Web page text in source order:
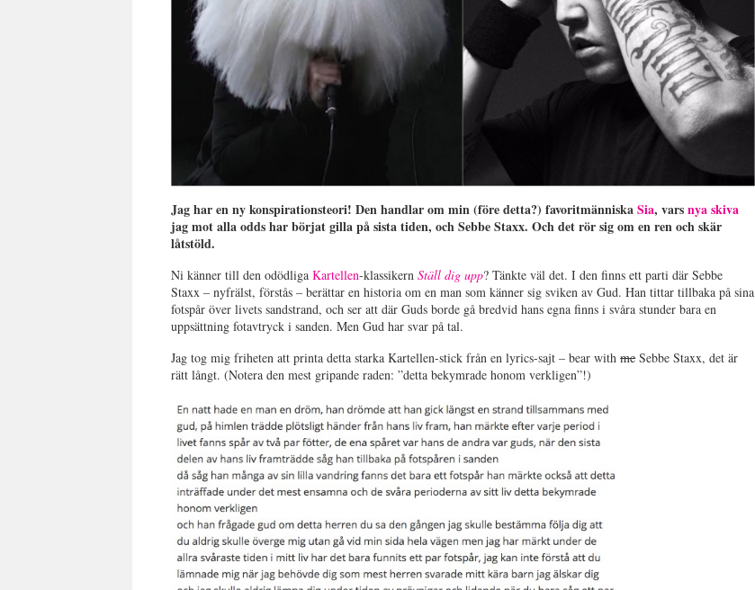
Jag har en ny konspirationsteori! Den handlar om min (före detta?) favoritmänniskaSia, varsnya skiva
jag mot alla odds har börjat gilla på sista tiden, och Sebbe Staxx. Och det rör sig om en ren och skär
låtstöld.
Ni känner till den odödligaKartellen-klassikernStäll dig upp? Tänkte väl det. I den finns ett parti där Sebbe
Staxx – nyfrälst, förstås – berättar en historia om en man som känner sig sviken av Gud. Han tittar tillbaka på sina
fotspår över livets sandstrand, och ser att där Guds borde gå bredvid hans egna finns i svåra stunder bara en
uppsättning fotavtryck i sanden. Men Gud har svar på tal.
Jag tog mig friheten att printa detta starka Kartellen-stick från en lyrics-sajt – bear withmeSebbe Staxx, det är
rätt långt. (Notera den mest gripande raden: ”detta bekymrade honom verkligen”!)